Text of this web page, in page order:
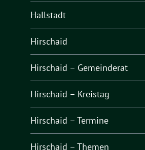
Hallstadt
Hirschaid
Hirschaid – Gemeinderat
Hirschaid – Kreistag
Hirschaid – Termine
Hirschaid – Themen